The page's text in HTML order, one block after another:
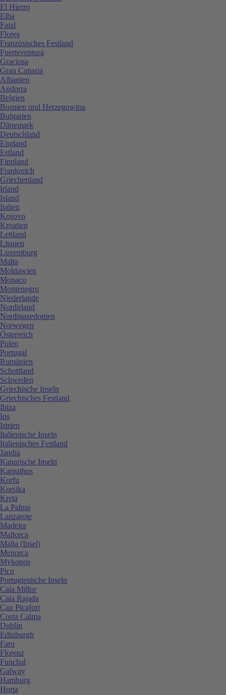
El Hierro
Elba
Faial
Flores
Französisches Festland
Fuerteventura
Graciosa
Gran Canaria
Albanien
Andorra
Belgien
Bosnien und Herzegowina
Bulgarien
Dänemark
Deutschland
England
Estland
Finnland
Frankreich
Griechenland
Irland
Island
Italien
Kosovo
Kroatien
Lettland
Litauen
Luxemburg
Malta
Moldawien
Monaco
Montenegro
Niederlande
Nordirland
Nordmazedonien
Norwegen
Österreich
Polen
Portugal
Rumänien
Schottland
Schweden
Griechische Inseln
Griechisches Festland
Ibiza
Ios
Istrien
Italienische Inseln
Italienisches Festland
Jandia
Kanarische Inseln
Karpathos
Korfu
Korsika
Kreta
La Palma
Lanzarote
Madeira
Mallorca
Malta (Insel)
Menorca
Mykonos
Pico
Portugiesische Inseln
Cala Millor
Cala Rajada
Can Picafort
Costa Calma
Dublin
Edinburgh
Faro
Florenz
Funchal
Galway
Hamburg
Horta